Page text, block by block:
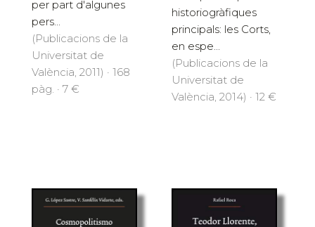
per part d'algunes
pers...
(Publicacions de la
Universitat de
València, 2011) · 168
pàg. · 7 €
historiogràfiques
principals: les Corts,
en espe...
(Publicacions de la
Universitat de
València, 2014) · 12 €